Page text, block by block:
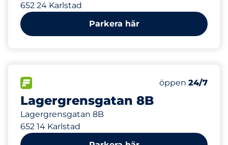
652 24 Karlstad
Parkera här
Lagergrensgatan 8B
Lagergrensgatan 8B
652 14 Karlstad
Antal
Totalt antal
Electric Car
Torsdag&nbsp
öppen 24/7